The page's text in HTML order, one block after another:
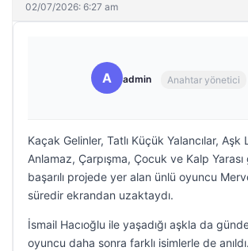
02/07/2026: 6:27 am
A admin Anahtar yönetici
Kaçak Gelinler, Tatlı Küçük Yalancılar, Aşk
Anlamaz, Çarpışma, Çocuk ve Kalp
başarılı projede yer alan ünlü oyuncu
süredir ekrandan uzaktaydı.
İsmail Hacıoğlu ile yaşadığı aşkla da
oyuncu daha sonra farklı isimlerle de anıldı.